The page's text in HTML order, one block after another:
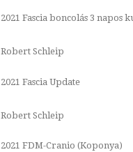
2021 Fascia boncolás 3
Robert Schleip
2021 Fascia
Robert Schleip
2021 FDM-Cranio